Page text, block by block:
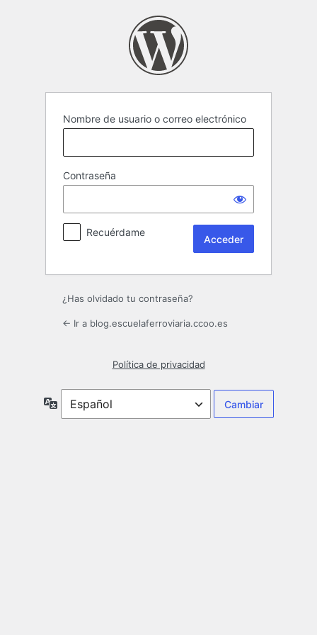
Nombre de usuario o correo electrónico
Contraseña
Recuérdame
¿Has olvidado tu contraseña?
← Ir a blog.escuelaferroviaria.ccoo.es
Política de privacidad
Idioma